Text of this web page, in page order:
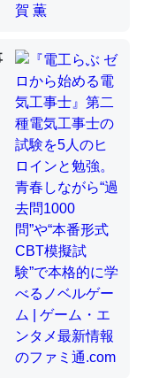
った。調べたら
1程度。
昆虫はなぜ海にいな
足してて両方に不
って面白い。海に
カルシウムを使わ
うのか？
昆虫はなぜ海にいな